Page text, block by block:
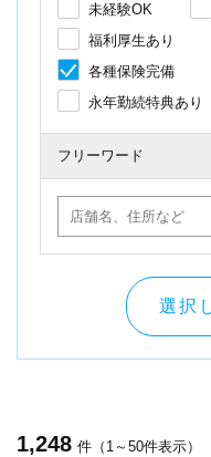
未経験OK
福利厚生あり
各種保険完備
永年勤続特典あり
フリーワード
選択
1,248 件（1～50件表示）